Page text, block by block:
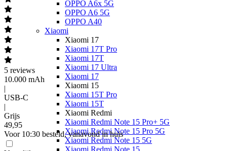
OPPO A6x 5G
OPPO A6 5G
OPPO A40
Xiaomi
Xiaomi 17
Xiaomi 17T Pro
Xiaomi 17T
Xiaomi 17 Ultra
Xiaomi 17
Xiaomi 15
Xiaomi 15T Pro
Xiaomi 15T
Xiaomi Redmi
Xiaomi Redmi Note 15 Pro+ 5G
Xiaomi Redmi Note 15 Pro 5G
Xiaomi Redmi Note 15 5G
Xiaomi Redmi Note 15
5 reviews
10.000 mAh
|
USB-C
|
Grijs
49,95
Voor 10:30 besteld, vanavond in huis